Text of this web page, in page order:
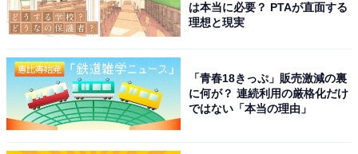
は本当に必要？ PTAが直面する
理想と現実
「青春18きっぷ」販売激減の裏
に何が？ 連続利用の厳格化だけ
ではない「本当の理由」